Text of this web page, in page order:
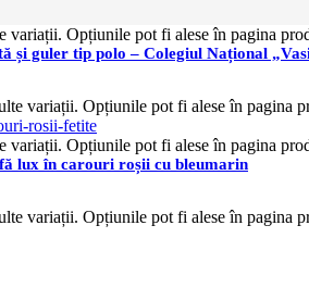
variații. Opțiunile pot fi alese în pagina
și guler tip polo – Colegiul Național
variații. Opțiunile pot fi alese în pagina
variații. Opțiunile pot fi alese în pagina
lux în carouri roșii cu bleumarin
variații. Opțiunile pot fi alese în pagina